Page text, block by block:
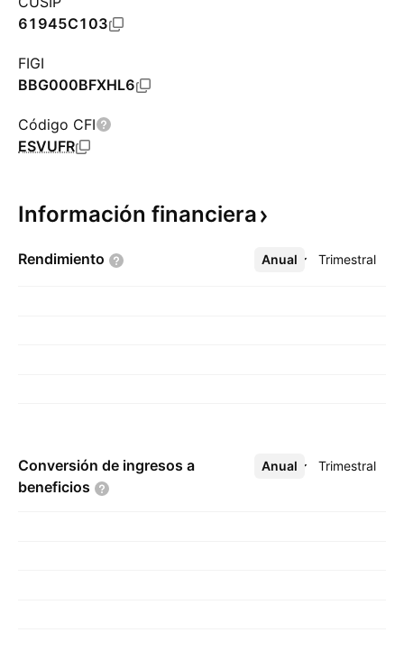
61945C103
FIGI
BBG000BFXHL6
Código CFI
ESVUFR
Información financiera
Rendimiento Anual Trimestral
Más
Conversión de ingresos a
beneficios
Anual Trimestral
Más